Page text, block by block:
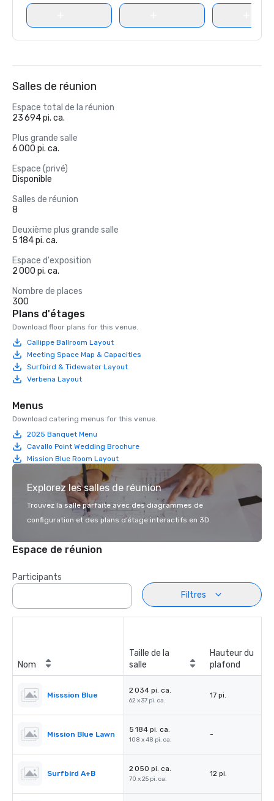
Salles de réunion
Espace total de la réunion
23 694 pi. ca.
Plus grande salle
6 000 pi. ca.
Espace (privé)
Disponible
Salles de réunion
8
Deuxième plus grande salle
5 184 pi. ca.
Espace d'exposition
2 000 pi. ca.
Nombre de places
300
Plans d'étages
Download floor plans for this venue.
Callippe Ballroom Layout
Meeting Space Map & Capacities
Surfbird & Tidewater Layout
Verbena Layout
Menus
Download catering menus for this venue.
2025 Banquet Menu
Cavallo Point Wedding Brochure
Mission Blue Room Layout
Explorez les salles de réunion
Trouvez la salle parfaite avec des diagrammes de
configuration et des plans d’étage interactifs en 3D.
Espace de réunion
Participants
Filtres
Nom
Taille de la
salle
Hauteur du
plafond
Misssion Blue
2 034 pi. ca.
62 x 37 pi. ca.
17 pi.
Mission Blue Lawn
5 184 pi. ca.
108 x 48 pi. ca.
-
Surfbird A+B
2 050 pi. ca.
70 x 25 pi. ca.
12 pi.